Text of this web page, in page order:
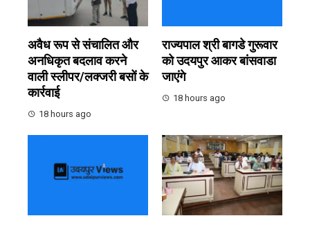
अवैध रूप से संचालित और
अनधिकृत बदलाव करने
वाली स्लीपर/लक्जरी बसों के
कार्रवाई
18 hours ago
राज्यपाल श्री बागडे गुरूवार
को उदयपुर आकर बांसवाडा
जाएंगे
18 hours ago